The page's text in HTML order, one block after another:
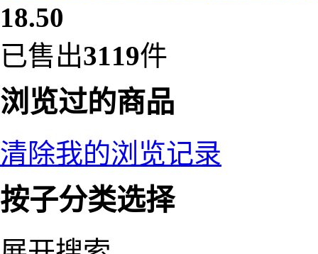
18.50
已售出3119件
浏览过的商品
清除我的浏览记录
按子分类选择